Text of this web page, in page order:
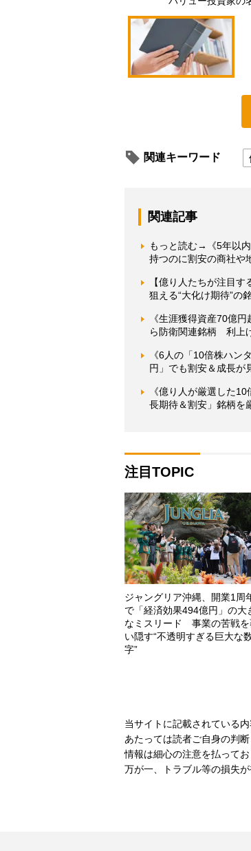
関連キーワード
関連記事
もっと読む→《5年以
持つのに割安の商社や
【億り人たちが注目
狙える“大化け期待”の
《生涯獲得資産70億
ら防衛関連銘柄 利上
《6人の「10倍株ハン
円」でも割安＆成長が
《億り人が厳選した
長期待＆割安」銘柄を
注目TOPIC
ジャングリア沖縄、開業1周
で「経済効果494億円」の大
なミスリード 事業の苦戦を
い隠す“不透明すぎる巨大な
字”
当サイトに記載されている
あたっては読者ご自身の判
情報は細心の注意を払って
万が一、トラブル等の損失